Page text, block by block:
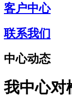
客户中心
联系我们
中心动态
我中心对